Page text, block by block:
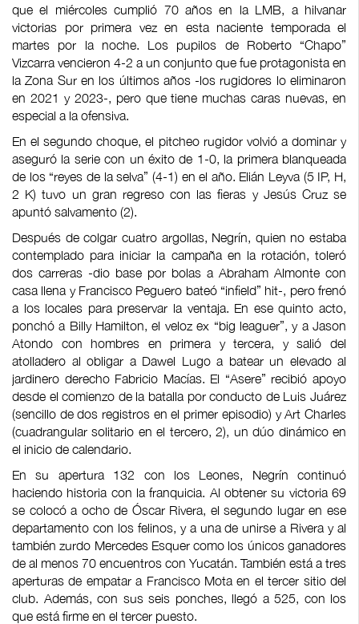
que el miércoles cumplió 70 años en la LMB, a hilvanar
victorias por primera vez en esta naciente temporada el
martes por la noche. Los pupilos de Roberto “Chapo”
Vizcarra vencieron 4-2 a un conjunto que fue protagonista en
la Zona Sur en los últimos años -los rugidores lo eliminaron
en 2021 y 2023-, pero que tiene muchas caras nuevas, en
especial a la ofensiva.
En el segundo choque, el pitcheo rugidor volvió a dominar y
aseguró la serie con un éxito de 1-0, la primera blanqueada
de los “reyes de la selva” (4-1) en el año. Elián Leyva (5 IP, H,
2 K) tuvo un gran regreso con las fieras y Jesús Cruz se
apuntó salvamento (2).
Después de colgar cuatro argollas, Negrín, quien no estaba
contemplado para iniciar la campaña en la rotación, toleró
dos carreras -dio base por bolas a Abraham Almonte con
casa llena y Francisco Peguero bateó “infield” hit-, pero frenó
a los locales para preservar la ventaja. En ese quinto acto,
ponchó a Billy Hamilton, el veloz ex “big leaguer”, y a Jason
Atondo con hombres en primera y tercera, y salió del
atolladero al obligar a Dawel Lugo a batear un elevado al
jardinero derecho Fabricio Macías. El “Asere” recibió apoyo
desde el comienzo de la batalla por conducto de Luis Juárez
(sencillo de dos registros en el primer episodio) y Art Charles
(cuadrangular solitario en el tercero, 2), un dúo dinámico en
el inicio de calendario.
En su apertura 132 con los Leones, Negrín continuó
haciendo historia con la franquicia. Al obtener su victoria 69
se colocó a ocho de Óscar Rivera, el segundo lugar en ese
departamento con los felinos, y a una de unirse a Rivera y al
también zurdo Mercedes Esquer como los únicos ganadores
de al menos 70 encuentros con Yucatán. También está a tres
aperturas de empatar a Francisco Mota en el tercer sitio del
club. Además, con sus seis ponches, llegó a 525, con los
que está firme en el tercer puesto.